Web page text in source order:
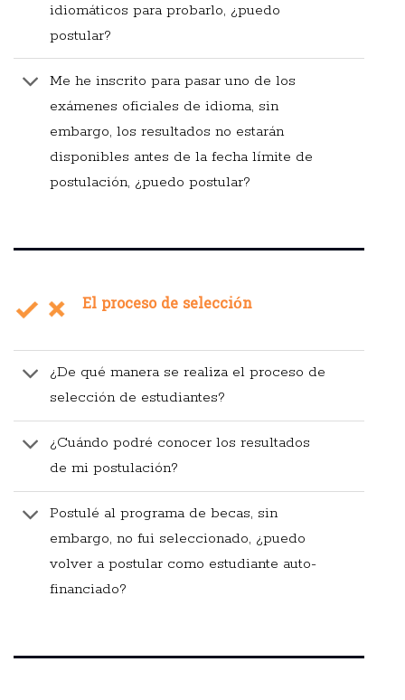
idiomáticos para probarlo, ¿puedo
postular?
Me he inscrito para pasar uno de los
exámenes oficiales de idioma, sin
embargo, los resultados no estarán
disponibles antes de la fecha límite de
postulación, ¿puedo postular?
El proceso de selección
¿De qué manera se realiza el proceso de
selección de estudiantes?
¿Cuándo podré conocer los resultados
de mi postulación?
Postulé al programa de becas, sin
embargo, no fui seleccionado, ¿puedo
volver a postular como estudiante auto-
financiado?